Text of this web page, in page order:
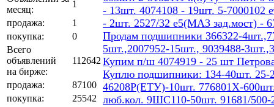
месяц:
1
продажа:
1
покупка:
0
Всего
объявлений
на бирже:
112642
продажа:
87100
покупка:
25542
- 13шт. 4074108 - 19шт. 5-7000102
- 2шт. 2527/32 е5(МАЗ зад.мост) -
Продам подшипники 366322-
5шт.,2007952-15шт., 9039488-
Купим п/ш 4074919 - 25 шт
Куплю подшипники: 134-40шт.
46208Р(ЕТУ)-10шт. 776801Х-
люб.кол. 9ШС110-50шт. 91681/500-